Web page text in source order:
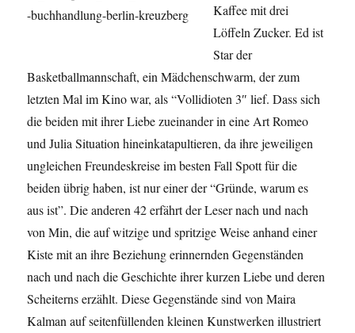
Kaffee mit drei
Löffeln Zucker. Ed ist
Star der
Basketballmannschaft, ein Mädchenschwarm, der zum
letzten Mal im Kino war, als “Vollidioten 3″ lief. Dass sich
die beiden mit ihrer Liebe zueinander in eine Art Romeo
und Julia Situation hineinkatapultieren, da ihre jeweiligen
ungleichen Freundeskreise im besten Fall Spott für die
beiden übrig haben, ist nur einer der “Gründe, warum es
aus ist”. Die anderen 42 erfährt der Leser nach und nach
von Min, die auf witzige und spritzige Weise anhand einer
Kiste mit an ihre Beziehung erinnernden Gegenständen
nach und nach die Geschichte ihrer kurzen Liebe und deren
Scheiterns erzählt. Diese Gegenstände sind von Maira
Kalman auf seitenfüllenden kleinen Kunstwerken illustriert